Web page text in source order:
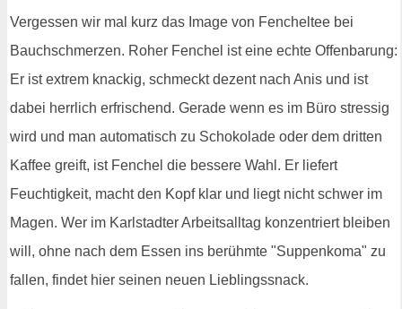
Vergessen wir mal kurz das Image von Fencheltee bei
Bauchschmerzen. Roher Fenchel ist eine echte Offenbarung:
Er ist extrem knackig, schmeckt dezent nach Anis und ist
dabei herrlich erfrischend. Gerade wenn es im Büro stressig
wird und man automatisch zu Schokolade oder dem dritten
Kaffee greift, ist Fenchel die bessere Wahl. Er liefert
Feuchtigkeit, macht den Kopf klar und liegt nicht schwer im
Magen. Wer im Karlstadter Arbeitsalltag konzentriert bleiben
will, ohne nach dem Essen ins berühmte "Suppenkoma" zu
fallen, findet hier seinen neuen Lieblingssnack.